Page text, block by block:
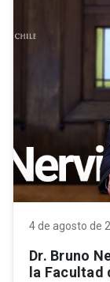
4 de agosto de
Dr. Bruno
la Facultad